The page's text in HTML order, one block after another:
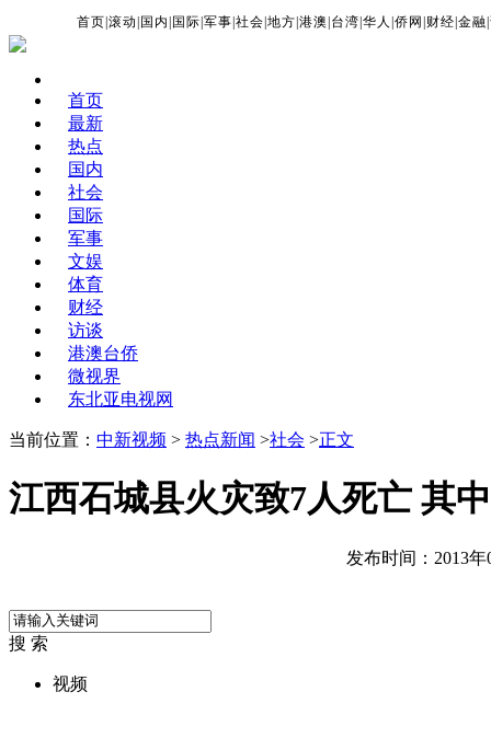
首页 |滚动 国内 国际 |军事 |社会 |地方 |港澳 台湾 |华人 |侨网 财经 |金融 |
首页
最新
热点
国内
社会
国际
军事
文娱
体育
财经
访谈
港澳台侨
微视界
东北亚电视网
当前位置： 中新视频 > 热点新闻 >社会 >正文
江西石城县火灾致7人死亡 其
发布时间：2013年
搜 索
视频